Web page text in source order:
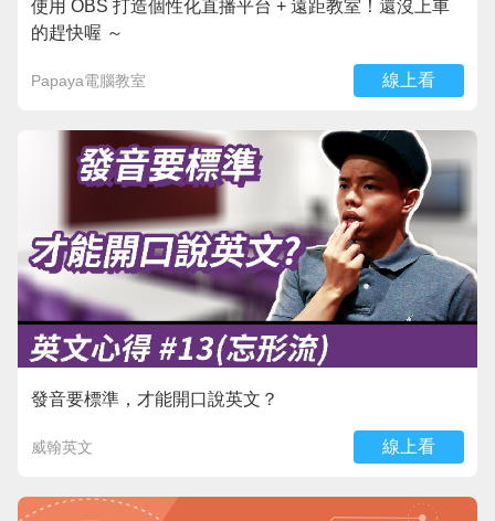
使用 OBS 打造個性化直播平台 + 遠距教室！還沒上車
的趕快喔 ～
Papaya電腦教室 線上看
發音要標準，才能開口說英文？
威翰英文 線上看